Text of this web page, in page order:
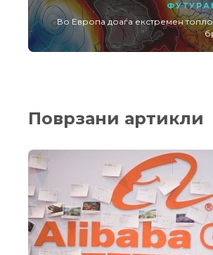
Во Европа доаѓа екстремен
Поврзани артикли